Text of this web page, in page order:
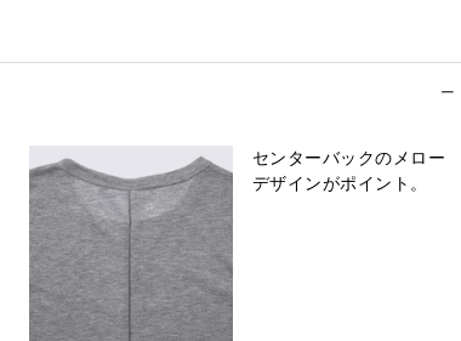
センターバックのメロー
デザインがポイント。